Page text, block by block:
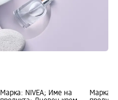
Марка: NIVEA; Име на
Марка: